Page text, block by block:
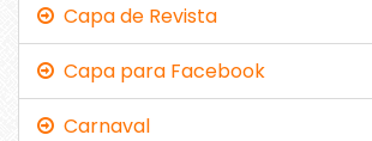
Capa de Revista
Capa para Facebook
Carnaval